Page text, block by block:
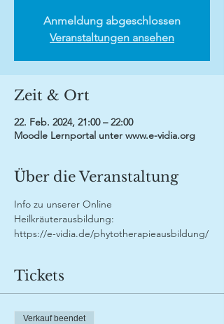
Anmeldung abgeschlossen
Veranstaltungen ansehen
Zeit & Ort
22. Feb. 2024, 21:00 – 22:00
Moodle Lernportal unter www.e-vidia.org
Über die Veranstaltung
Info zu unserer Online
Heilkräuterausbildung:
https://e-vidia.de/phytotherapieausbildung/
Tickets
Verkauf beendet